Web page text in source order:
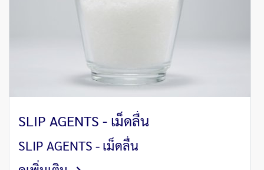
SLIP AGENTS - เม็ดลื่น
SLIP AGENTS - เม็ดลื่น